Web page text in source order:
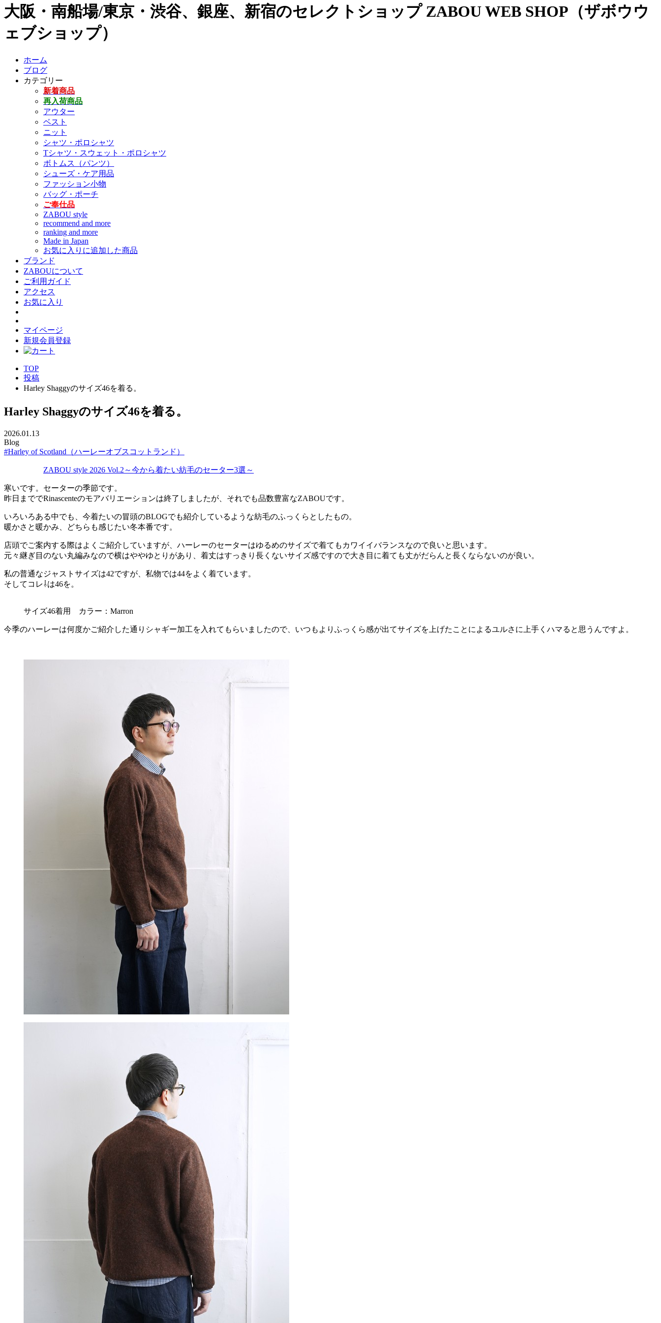
大阪・南船場/東京・渋谷、銀座、新宿のセレクトショップ ZABOU WEB SHOP（ザボウウ
ェブショップ）
ホーム
ブログ
カテゴリー
新着商品
再入荷商品
アウター
ベスト
ニット
シャツ・ポロシャツ
Tシャツ・スウェット・ポロシャツ
ボトムス（パンツ）
シューズ・ケア用品
ファッション小物
バッグ・ポーチ
ご奉仕品
ZABOU style
recommend and more
ranking and more
Made in Japan
お気に入りに追加した商品
ブランド
ZABOUについて
ご利用ガイド
アクセス
お気に入り
マイページ
新規会員登録
TOP
投稿
Harley Shaggyのサイズ46を着る。
Harley Shaggyのサイズ46を着る。
2026.01.13
Blog
#Harley of Scotland（ハーレーオブスコットランド）
ZABOU style 2026 Vol.2～今から着たい紡毛のセーター3選～
寒いです。セーターの季節です。
昨日まででRinascenteのモアバリエーションは終了しましたが、それでも品数豊富なZABOUです。
いろいろある中でも、今着たいの冒頭のBLOGでも紹介しているような紡毛のふっくらとしたもの。
暖かさと暖かみ、どちらも感じたい冬本番です。
店頭でご案内する際はよくご紹介していますが、ハーレーのセーターはゆるめのサイズで着てもカワイイバランスなので良いと思います。
元々継ぎ目のない丸編みなので横はややゆとりがあり、着丈はすっきり長くないサイズ感ですので大き目に着ても丈がだらんと長くならないのが良い。
私の普通なジャストサイズは42ですが、私物では44をよく着ています。
そしてコレ⇩は46を。
サイズ46着用 カラー：Marron
今季のハーレーは何度かご紹介した通りシャギー加工を入れてもらいましたので、いつもよりふっくら感が出てサイズを上げたことによるユルさに上手くハマると思うんですよ。